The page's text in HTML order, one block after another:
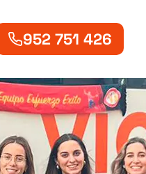
952 751 426